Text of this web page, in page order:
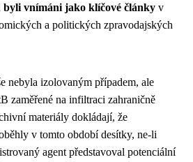
byli vnímáni jako klíčové články v
a politických zpravodajských
nebyla izolovaným případem, ale
zaměřené na infiltraci zahraničně
materiály dokládají, že
v tomto období desítky, ne-li
agent představoval potenciální